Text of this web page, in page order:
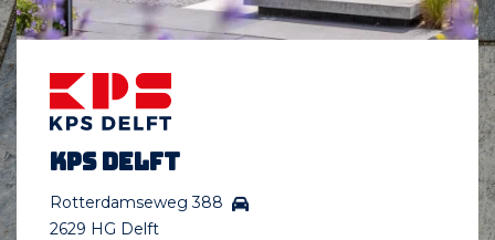
KPS Delft
Rotterdamseweg 388
2629 HG Delft